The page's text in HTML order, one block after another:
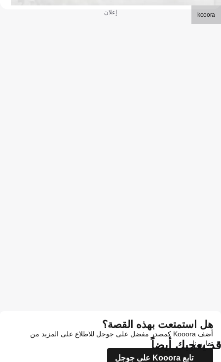
kooora إعلان
هل استمتعت بهذه القصة؟
أضف Kooora كمصدر مفضل على جوجل للاطلاع على المزيد من
تقاريرنا
تابع Kooora على جوجل
قد يعجبك أيضاً